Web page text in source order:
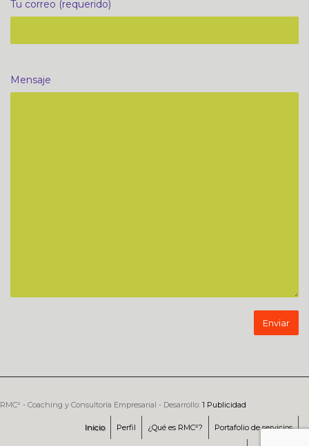
Tu correo (requerido)
Mensaje
RMC² - Coaching y Consultoría Empresarial - Desarrollo: 1 Publicidad
Inicio Perfil ¿Qué es RMC²? Portafolio de servicios